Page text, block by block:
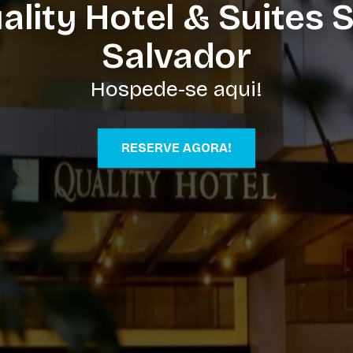
Hotel & Suites
Salvador
Hospede-se aqui!
RESERVE AGORA!